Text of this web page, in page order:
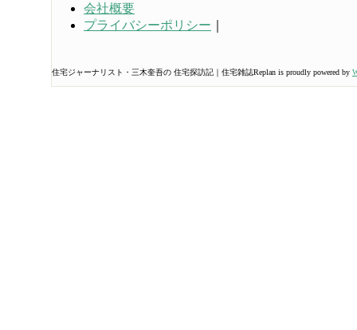
会社概要
プライバシーポリシー
住宅ジャーナリスト・三木奎吾の 住宅探訪記｜住宅雑誌Replan is proudly powered by